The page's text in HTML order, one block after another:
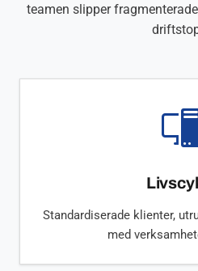
teamen slipper
Standardiserade klienter,
med